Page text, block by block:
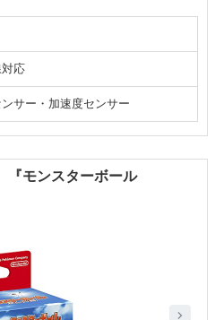
応
サー・加速度センサー
『モンスターボール